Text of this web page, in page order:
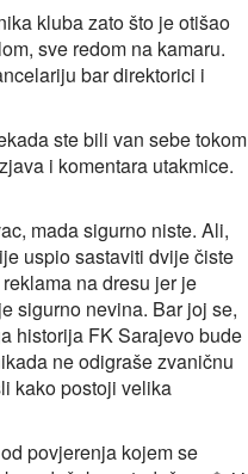
kluba zato što je otišao
sve redom na kamaru.
bar direktorici i
ste bili van sebe tokom
i komentara utakmice.
mada sigurno niste. Ali,
uspio sastaviti dvije čiste
na dresu jer je
sigurno nevina. Bar joj se,
historija FK Sarajevo bude
ne odigraše zvaničnu
kako postoji velika
povjerenja kojem se